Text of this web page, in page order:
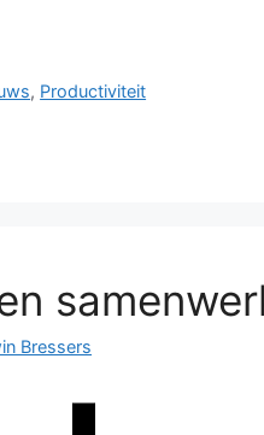
, Productiviteit
Bressers